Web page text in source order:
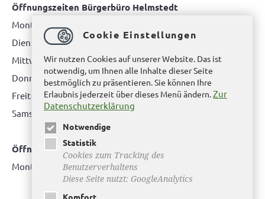
Öffnungszeiten Bürgerbüro Helmstedt
Montag: 08.00 bis 12.00 Uhr
Dienstag: 08.00 bis 12.00 Uhr & 15.00 Uhr bis 17.00 Uhr
Mittwoch: nur nach Terminvereinbarung
Donnerstag: 08.00 bis 12.00 Uhr & 14.00 Uhr bis 16.00 Uhr
Freitag: nur nach Terminvereinbarung
Samstag:bitte hier klicken
Öffnungszeiten Bürgerbüro Büddenstedt
Montag: 14:00 bis 16:00 Uhr
Cookie Einstellungen
Wir nutzen Cookies auf unserer Website. Das ist
notwendig, um Ihnen alle Inhalte dieser Seite
bestmöglich zu präsentieren. Sie können Ihre
Erlaubnis jederzeit über dieses Menü ändern.Zur
Datenschutzerklärung
Notwendige
Statistik
Cookies zum Tracking des
Benutzerverhaltens
Diese Seite nutzt: GoogleAnalytics
Komfort